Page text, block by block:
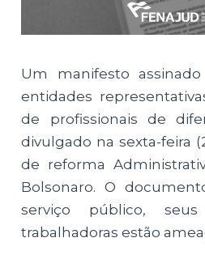
Um manifesto
entidades
de profissionais de
divulgado na sexta-feira
de reforma
Bolsonaro. O
serviço público,
trabalhadoras estão